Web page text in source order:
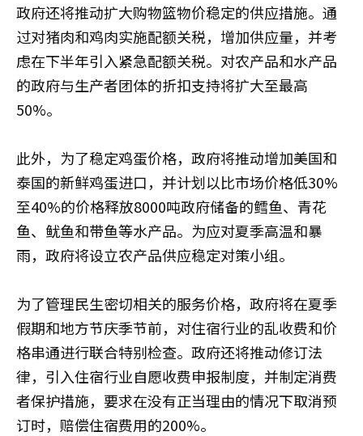
政府还将推动扩大购物篮物价稳定的供应措施。通
过对猪肉和鸡肉实施配额关税，增加供应量，并考
虑在下半年引入紧急配额关税。对农产品和水产品
的政府与生产者团体的折扣支持将扩大至最高
50%。
此外，为了稳定鸡蛋价格，政府将推动增加美国和
泰国的新鲜鸡蛋进口，并计划以比市场价格低30%
至40%的价格释放8000吨政府储备的鳕鱼、青花
鱼、鱿鱼和带鱼等水产品。为应对夏季高温和暴
雨，政府将设立农产品供应稳定对策小组。
为了管理民生密切相关的服务价格，政府将在夏季
假期和地方节庆季节前，对住宿行业的乱收费和价
格串通进行联合特别检查。政府还将推动修订法
律，引入住宿行业自愿收费申报制度，并制定消费
者保护措施，要求在没有正当理由的情况下取消预
订时，赔偿住宿费用的200%。